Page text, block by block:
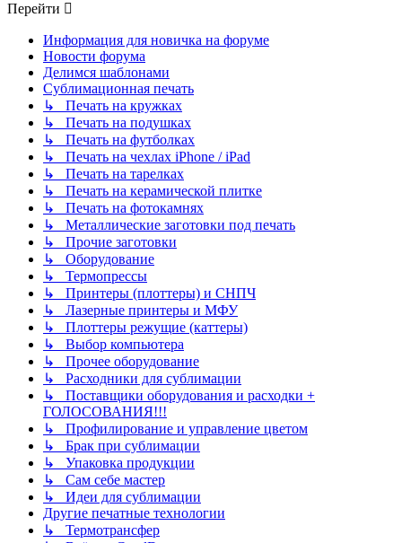
Перейти
Информация для новичка на форуме
Новости форума
Делимся шаблонами
Сублимационная печать
↳ Печать на кружках
↳ Печать на подушках
↳ Печать на футболках
↳ Печать на чехлах iPhone / iPad
↳ Печать на тарелках
↳ Печать на керамической плитке
↳ Печать на фотокамнях
↳ Металлические заготовки под печать
↳ Прочие заготовки
↳ Оборудование
↳ Термопрессы
↳ Принтеры (плоттеры) и СНПЧ
↳ Лазерные принтеры и МФУ
↳ Плоттеры режущие (каттеры)
↳ Выбор компьютера
↳ Прочее оборудование
↳ Расходники для сублимации
↳ Поставщики оборудования и расходки +
ГОЛОСОВАНИЯ!!!
↳ Профилирование и управление цветом
↳ Брак при сублимации
↳ Упаковка продукции
↳ Сам себе мастер
↳ Идеи для сублимации
Другие печатные технологии
↳ Термотрансфер